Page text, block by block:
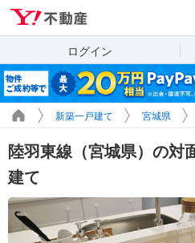
ログイン
新築一戸建て 宮城県
陸羽東線（宮城県）の対
建て